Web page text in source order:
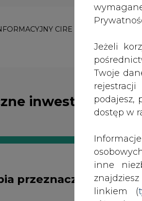
Jeżeli
Twoje
podajesz,
dostęp w
inne
linkiem (
CIRE 24
inwestycje Libii
przeznaczy 20 mld